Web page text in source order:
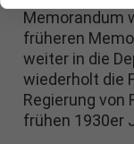
Memorandum
früheren
weiter in die
wiederholt die
Regierung von
frühen 1930er